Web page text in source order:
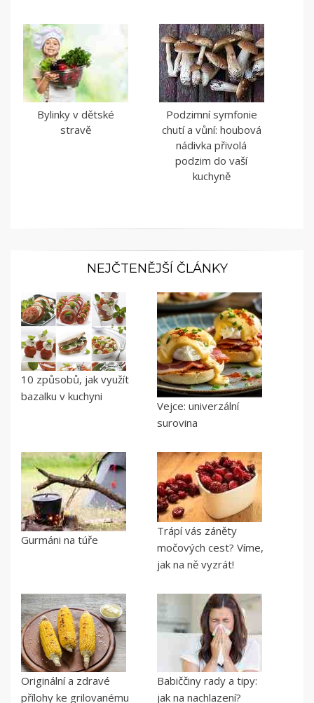
Bylinky v dětské
stravě
Podzimní symfonie
chutí a vůní: houbová
nádivka přivolá
podzim do vaší
kuchyně
NEJČTENĚJŠÍ ČLÁNKY
10 způsobů, jak využít
bazalku v kuchyni
Vejce: univerzální
surovina
Gurmáni na túře
Trápí vás záněty
močových cest? Víme,
jak na ně vyzrát!
Originální a zdravé
přílohy ke grilovanému
Babiččiny rady a tipy:
jak na nachlazení?